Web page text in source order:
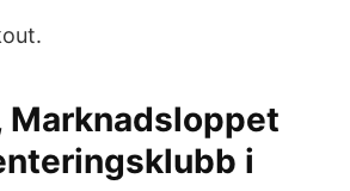
Marknadsloppet
i